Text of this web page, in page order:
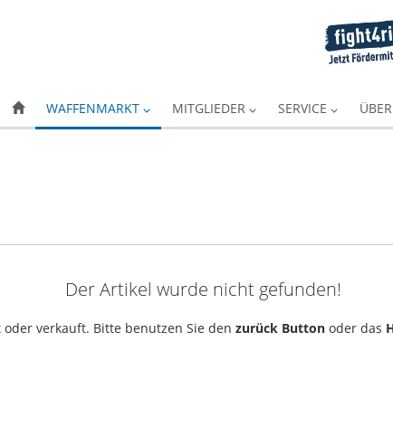
WAFFENMARKT MITGLIEDER SERVICE
Der Artikel wurde nicht gefunden!
verkauft. Bitte benutzen Sie den zurück Button oder das